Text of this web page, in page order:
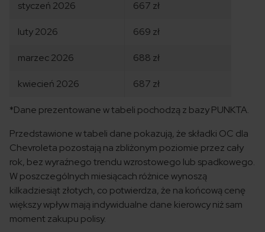
styczeń 2026 667 zł
luty 2026 669 zł
marzec 2026 688 zł
kwiecień 2026 687 zł
*Dane prezentowane w tabeli pochodzą z bazy PUNKTA.
Przedstawione w tabeli dane pokazują, że składki OC dla
Chevroleta pozostają na zbliżonym poziomie przez cały
rok, bez wyraźnego trendu wzrostowego lub spadkowego.
W poszczególnych miesiącach różnice wynoszą
kilkadziesiąt złotych, co potwierdza, że na końcową cenę
większy wpływ mają indywidualne dane kierowcy niż sam
moment zakupu polisy.